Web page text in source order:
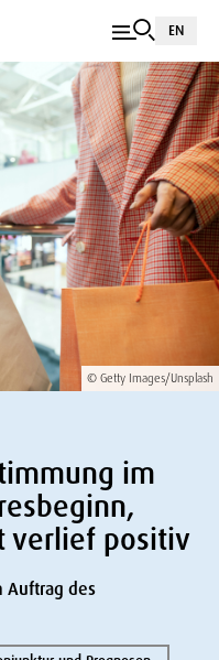
EN
© Getty Images/Unsplash
im
verlief positiv
Auftrag des